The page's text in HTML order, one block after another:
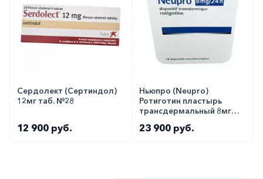
Сердолект (Сертиндол)
12мг таб. №28
12 900 руб.
Ньюпро (Neupro)
Ротиготин пластырь
трансдермальный 8мг
23 900 руб.